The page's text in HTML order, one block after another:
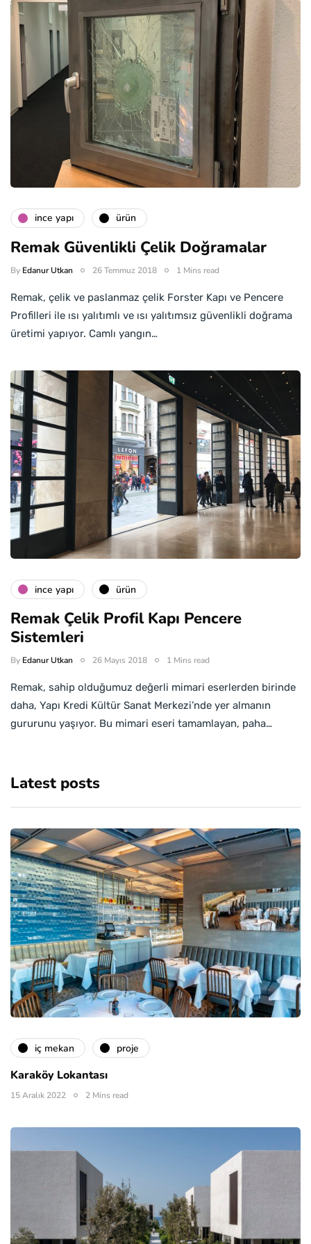
i̇nce yapı ürün
Remak Güvenlikli Çelik Doğramalar
By Edanur Utkan 26 Temmuz 2018 1 Mins read
Remak, çelik ve paslanmaz çelik Forster Kapı ve Pencere
Profilleri ile ısı yalıtımlı ve ısı yalıtımsız güvenlikli doğrama
üretimi yapıyor. Camlı yangın…
i̇nce yapı ürün
Remak Çelik Profil Kapı Pencere
Sistemleri
By Edanur Utkan 26 Mayıs 2018 1 Mins read
Remak, sahip olduğumuz değerli mimari eserlerden birinde
daha, Yapı Kredi Kültür Sanat Merkezi’nde yer almanın
gururunu yaşıyor. Bu mimari eseri tamamlayan, paha…
Latest posts
i̇ç mekan proje
Karaköy Lokantası
15 Aralık 2022 2 Mins read